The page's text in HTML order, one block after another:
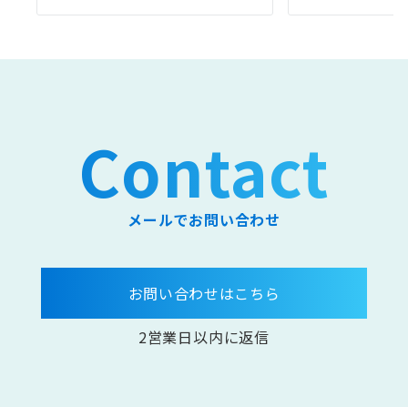
Contact
メールでお問い合わせ
お問い合わせはこちら
2営業日以内に返信